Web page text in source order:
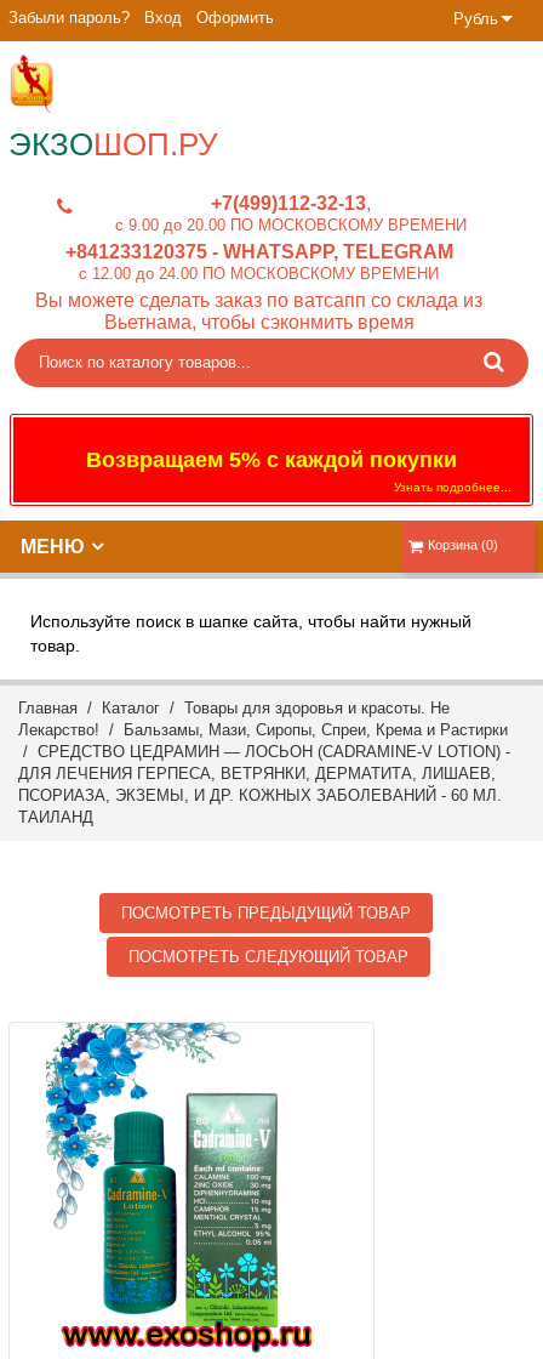
Рубль
Забыли пароль? Вход Оформить
ЭКЗОШОП.РУ
+7(499)112-32-13
c 9.00 до 20.00 ПО МОСКОВСКОМУ ВРЕМЕНИ
+841233120375- WHATSAPP, TELEGRAM
c 12.00 до 24.00 ПО МОСКОВСКОМУ ВРЕМЕНИ
Вы можете сделать заказ по ватсапп со склада из
Вьетнама, чтобы сэконмить время
Возвращаем 5% с каждой покупки
Узнать подробнее...
Корзина (0)
МЕНЮ
Используйте поиск в шапке сайта, чтобы найти нужный
товар.
Главная / Каталог / Товары для здоровья и красоты. Не
Лекарство! /
Бальзамы, Мази, Сиропы, Спреи, Крема и Растирки
/ СРЕДСТВО ЦЕДРАМИН — ЛОСЬОН (CADRAMINE-V LOTION) -
ДЛЯ ЛЕЧЕНИЯ ГЕРПЕСА, ВЕТРЯНКИ, ДЕРМАТИТА, ЛИШАЕВ,
ПСОРИАЗА, ЭКЗЕМЫ, И ДР. КОЖНЫХ ЗАБОЛЕВАНИЙ - 60 МЛ.
ТАИЛАНД
ПОСМОТРЕТЬ ПРЕДЫДУЩИЙ ТОВАР
ПОСМОТРЕТЬ СЛЕДУЮЩИЙ ТОВАР